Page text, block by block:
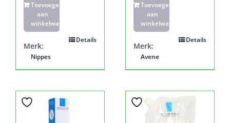
Toevoegen
aan
winkelwagen
Details
Merk:
Nippes
Toevoegen
aan
winkelwagen
Details
Merk:
Avene